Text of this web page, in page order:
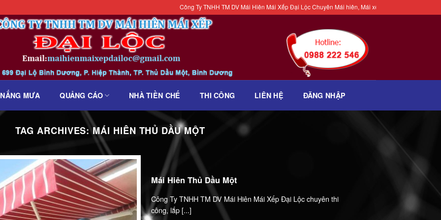
Công Ty TNHH TM DV Mái Hiên Mái Xếp Đại Lộc Chuyên Mái hiên, Mái xếp, Mái vòm, Bạt che nắng
MƯA QUẢNG CÁO NHÀ TIỀN CHẾ THI CÔNG LIÊN HỆ ĐĂNG NHẬP
TAG ARCHIVES:MÁI HIÊN THỦ DẦU MỘT
Mái Hiên Thủ Dầu Một
Công Ty TNHH TM DV Mái Hiên Mái Xếp Đại Lộc chuyên thi
công, lắp [...]